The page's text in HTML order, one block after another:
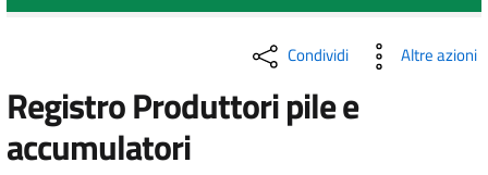
Condividi Altre azioni
Registro Produttori pile e
accumulatori